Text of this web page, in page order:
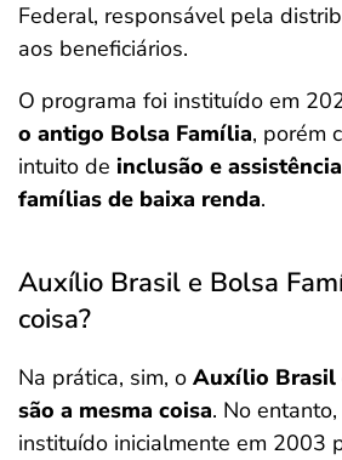
Federal, responsável pela
aos beneficiários.
O programa foi instituído em
o antigo Bolsa Família, porém
intuito de inclusão e
famílias de baixa renda.
Auxílio Brasil e Bolsa
coisa?
Na prática, sim, o Auxílio Brasil
são a mesma coisa. No
instituído inicialmente em 2003